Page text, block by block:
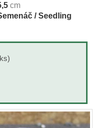
cm
/ Seedling